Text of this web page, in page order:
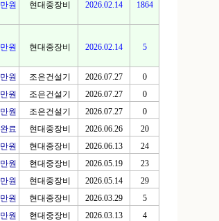
원 현대중장비 2026.02.14 1864
원 현대중장비 2026.02.14 5
원 조은건설기 2026.07.27
0
원 조은건설기 2026.07.27
0
원 조은건설기 2026.07.27
0
완료 현대중장비 2026.06.26
20
원 현대중장비 2026.06.13
24
원 현대중장비 2026.05.19
23
원 현대중장비 2026.05.14
29
원 현대중장비 2026.03.29
5
원 현대중장비 2026.03.13
4